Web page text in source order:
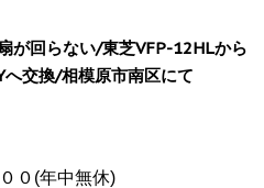
が回らない/東芝VFP-12HLから
へ交換/相模原市南区にて
０(年中無休)